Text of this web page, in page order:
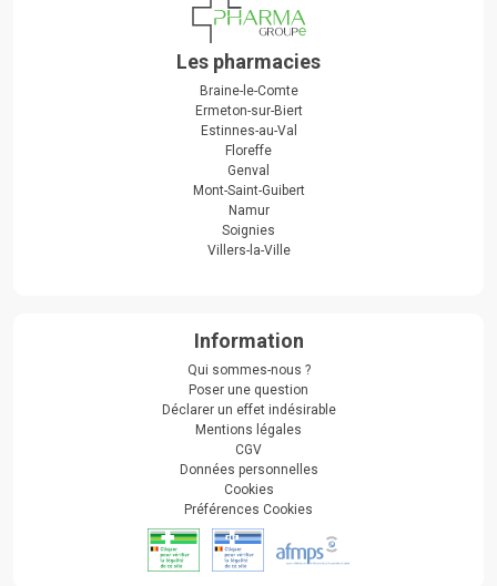
Les pharmacies
Braine-le-Comte
Ermeton-sur-Biert
Estinnes-au-Val
Floreffe
Genval
Mont-Saint-Guibert
Namur
Soignies
Villers-la-Ville
Information
Qui sommes-nous ?
Poser une question
Déclarer un effet indésirable
Mentions légales
CGV
Données personnelles
Cookies
Préférences Cookies